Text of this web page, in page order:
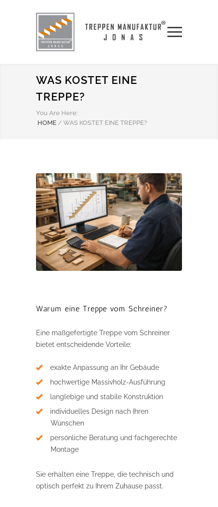
WAS KOSTET EINE
TREPPE?
You Are Here:
HOME / WAS KOSTET EINE TREPPE?
Warum eine Treppe vom Schreiner?
Eine maßgefertigte Treppe vom Schreiner
bietet entscheidende Vorteile:
exakte Anpassung an Ihr Gebäude
hochwertige Massivholz-Ausführung
langlebige und stabile Konstruktion
individuelles Design nach Ihren
Wünschen
persönliche Beratung und fachgerechte
Montage
Sie erhalten eine Treppe, die technisch und
optisch perfekt zu Ihrem Zuhause passt.